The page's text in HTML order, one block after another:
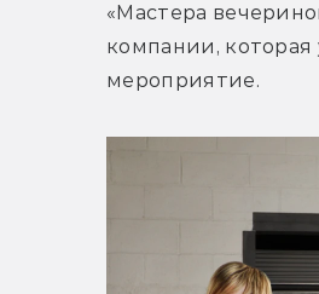
«Мастера
компании,
мероприятие.